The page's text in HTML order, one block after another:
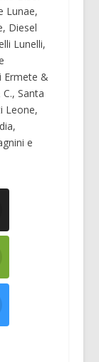
Lunae,
Diesel
Lunelli,
Ermete &
Santa
Leone,
e